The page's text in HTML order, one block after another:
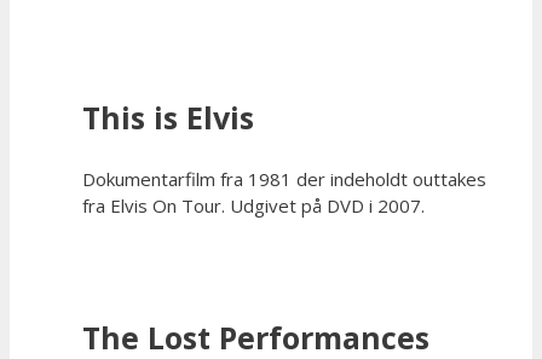
This is Elvis
Dokumentarfilm fra 1981 der indeholdt outtakes
fra Elvis On Tour. Udgivet på DVD i 2007.
The Lost Performances